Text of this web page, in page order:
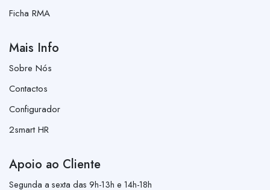
Ficha RMA
Mais Info
Sobre Nós
Contactos
Configurador
2smart HR
Apoio ao Cliente
Segunda a sexta das 9h-13h e 14h-18h